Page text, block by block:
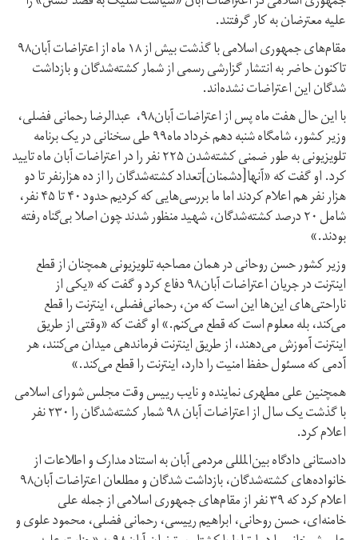
علیه معترضان به کار گرفتند.
مقام‌های جمهوری اسلامی با گذشت بیش از ۱۸ ماه از اعتراضات آبان۹۸
تاکنون حاضر به انتشار گزارشی رسمی از شمار کشته‌شدگان و بازداشت
شدگان این اعتراضات نشده‌اند.
با این حال هفت ماه پس از اعتراضات آبان۹۸، عبدالرضا رحمانی فضلی،
وزیر کشور، شامگاه شنبه دهم خرداد ماه۹۹ طی سخنانی در یک برنامه
تلویزیونی به طور ضمنی کشته‌شدن ۲۲۵ نفر را در اعتراضات آبان ماه تایید
کرد. او گفت که «آنها[دشمنان]تعداد کشته‌شدگان را از ده هزارنفر تا دو
هزار نفر هم اعلام کردند اما ما بررسی‌هایی که کردیم حدود ۴۰ تا ۴۵ نفر،
شامل ۲۰ درصد کشته‌شدگان، شهید منظور شدند چون اصلا بی‌گناه رفته
بودند.»
وزیر کشور حسن روحانی در همان مصاحبه تلویزیونی همچنان از قطع
اینترنت در جریان اعتراضات آبان۹۸ دفاع کرد و گفت که «یکی از
ناراحتی‌های این‌ها این است که من، رحمانی‌فضلی، اینترنت را قطع
می‌کند، بله معلوم است که قطع می‌کنم.» او گفت که «وقتی از طریق
اینترنت آموزش می‌دهند، از طریق اینترنت فرماندهی میدان می‌کنند، هر
آدمی که مسئول حفظ امنیت را دارد، اینترنت را قطع می‌کند.»
همچنین علی مطهری نماینده و نایب رییس وقت مجلس شورای اسلامی
با گذشت یک سال از اعتراضات آبان ۹۸ شمار کشته‌شدگان را ۲۳۰ نفر
اعلام کرد.
دادستانی دادگاه بین‌المللی مردمی آبان به استناد مدارک و اطلاعات از
خانواده‌های کشته‌شدگان، بازداشت شدگان و مطلعان اعتراضات آبان۹۸
اعلام کرد که ۳۹ نفر از مقام‌های جمهوری اسلامی از جمله علی
خامنه‌ای، حسن روحانی، ابراهیم رییسی، رحمانی فضلی، محمود علوی و